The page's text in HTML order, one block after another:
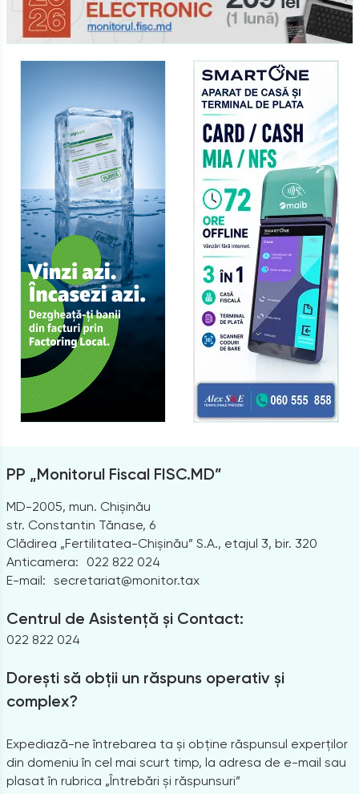
PP „Monitorul Fiscal FISC.MD”
MD-2005, mun. Chișinău
str. Constantin Tănase, 6
Clădirea „Fertilitatea-Chișinău” S.A., etajul 3, bir. 320
Anticamera:
022 822 024
E-mail: secretariat@monitor.tax
Centrul de Asistență și Contact:
022 822 024
Dorești să obții un răspuns operativ și
complex?
Expediază-ne întrebarea ta și obține răspunsul experților
din domeniu în cel mai scurt timp, la adresa de e-mail sau
plasat în rubrica „Întrebări și răspunsuri”